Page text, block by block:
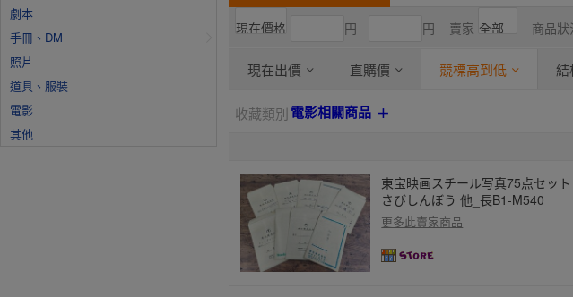
劇本
手冊、DM
照片
道具、服裝
電影
其他
円 - 円 賣家 商品狀
現在出價 直購價 競標高到低 結
收藏類別電影相關商品
東宝映画スチール写真75点セッ
さびしんぼう 他_長B1-M540
更多此賣家商品